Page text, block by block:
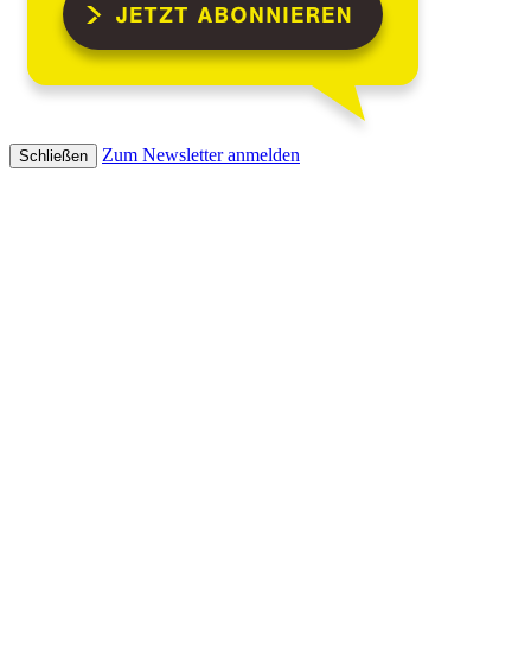
Schließen Zum Newsletter anmelden